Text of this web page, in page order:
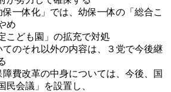
一体化」では、幼保一体の「総合こ
め
も園」の拡充で対処
のそれ以外の内容は、３党で今後継
費改革の中身については、今後、国
民会議」を設置し、